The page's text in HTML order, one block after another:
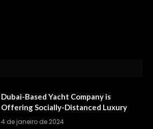
Dubai-Based Yacht Company is
Offering Socially-Distanced Luxury
4 de janeiro de 2024